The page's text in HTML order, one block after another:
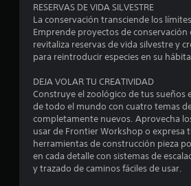
RESERVAS DE VIDA SILVESTRE
La conservación transciende los
Emprende proyectos de
revitaliza reservas de vida silvestre y
para reintroducir especies en su
DEJA VOLAR TU CREATIVIDAD
Construye el zoológico de tus sueños
de todo el mundo con cuatro temas
completamente nuevos. Aprovecha
usar de Frontier Workshop o expresa
herramientas de construcción pieza
en cada detalle con sistemas de
y trazado de caminos fáciles de usar.